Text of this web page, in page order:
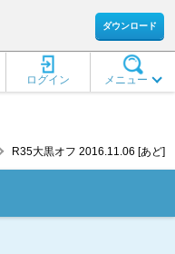
ダウンロード
メニュー
ログイン
R35大黒オフ 2016.11.06 [あど]